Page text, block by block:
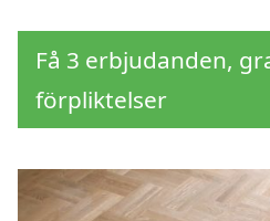
Få 3 erbjudanden,
förpliktelser